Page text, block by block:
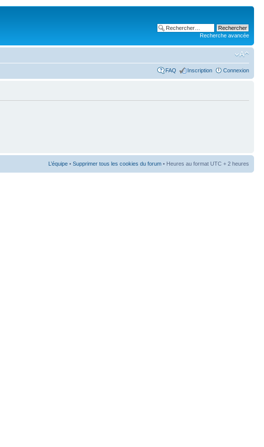
Recherche avancée
FAQ Inscription Connexion
L’équipe • Supprimer tous les cookies du forum • Heures au format UTC + 2 heures